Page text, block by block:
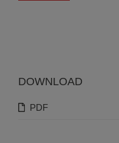
DOWNLOAD
PDF